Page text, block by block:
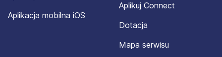
Aplikacja mobilna iOS
Aplikuj Connect
Dotacja
Mapa serwisu